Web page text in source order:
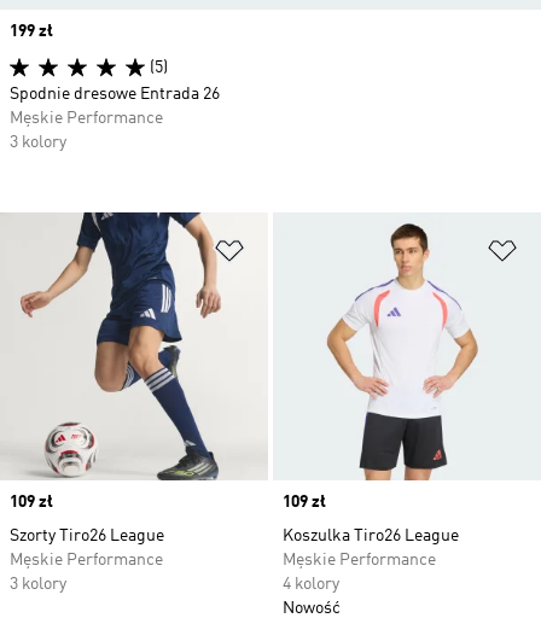
Dodaj do listy życzeń
Price
109 zł
Szorty Tiro26 League
Męskie Performance
3 kolory
Price
109 zł
Koszulka Tiro26 League
Męskie Performance
4 kolory
Nowość
Price
199 zł
(5)
Spodnie dresowe Entrada 26
Męskie Performance
3 kolory